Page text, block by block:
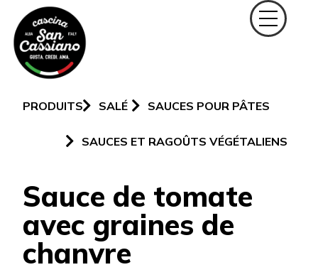
PRODUITS SALÉ SAUCES POUR PÂTES
SAUCES ET RAGOÛTS VÉGÉTALIENS
Sauce de tomate
avec graines de
chanvre